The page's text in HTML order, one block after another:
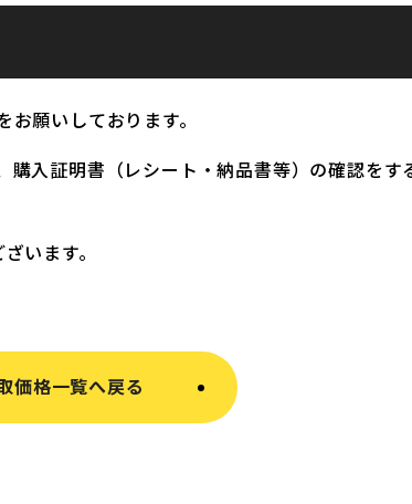
願いしております。
入証明書（レシート・納品書等）の確認を
います。
価格一覧へ戻る